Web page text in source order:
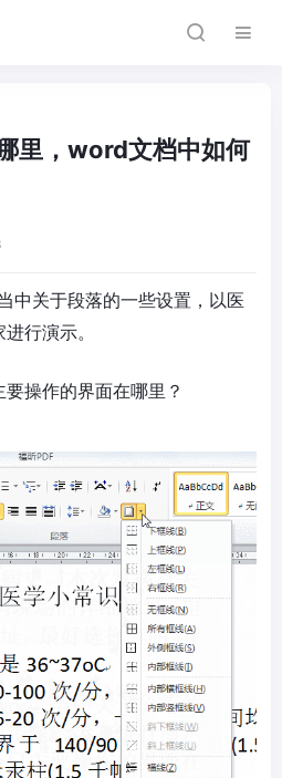
里，word文档中如何
中关于段落的一些设置，以医
行演示。
操作的界面在哪里？